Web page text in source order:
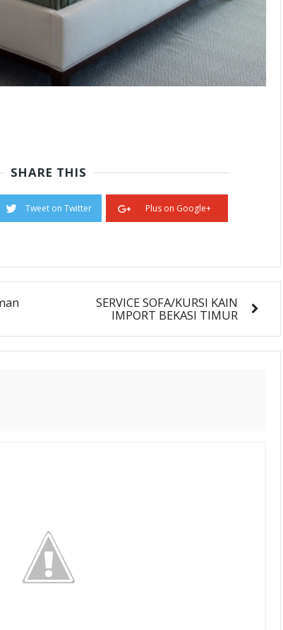
SHARE THIS
Tweet on Twitter Plus on Google+
SERVICE SOFA/KURSI KAIN
IMPORT BEKASI TIMUR